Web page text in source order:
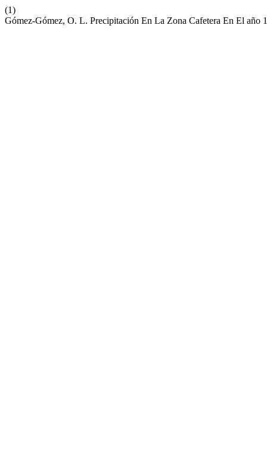
(1)
Gómez-Gómez, O. L. Precipitación En La Zona Cafetera En El año